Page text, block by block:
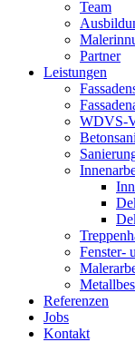
Team
Partner
Leistungen
WDVS-
Fenster-
Referenzen
Jobs
Kontakt